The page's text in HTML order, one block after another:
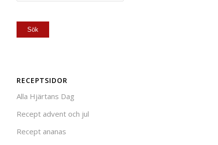
RECEPTSIDOR
Alla Hjärtans Dag
Recept advent och jul
Recept ananas